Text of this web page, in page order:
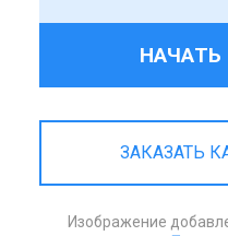
НАЧАТЬ
ЗАКАЗАТЬ
Изображение